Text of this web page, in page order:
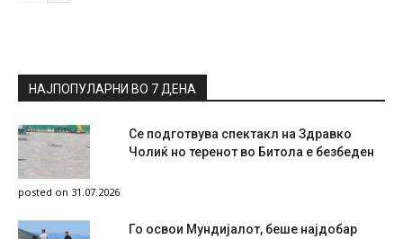
НАЈПОПУЛАРНИ ВО 7 ДЕНА
Се подготвува спектакл на Здравко
Чолиќ но теренот во Битола е безбеден
posted on 31.07.2026
Го освои Мундијалот, беше најдобар